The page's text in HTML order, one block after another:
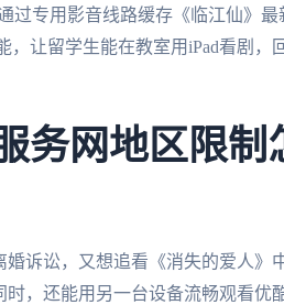
过专用影音线路缓存《临江仙》最
，让留学生能在教室用iPad看剧，
务网地区限制
诉讼，又想追看《消失的爱人》
，还能用另一台设备流畅观看优